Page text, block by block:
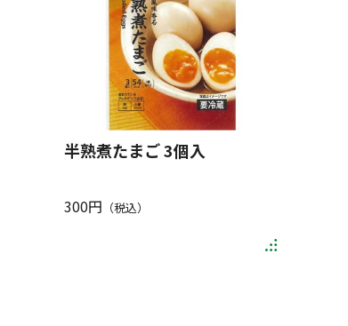
半熟煮たまご 3個入
300円 （税込）